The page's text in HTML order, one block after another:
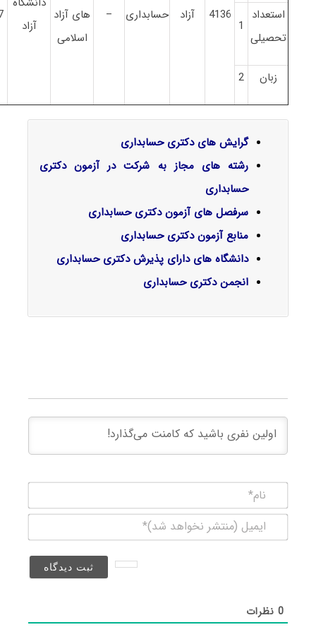
4136 آزاد حسابداری –
های آزاد
اسلامی
آزاد
استعداد
تحصیلی
1
زبان 2
گرایش‌ های دکتری حسابداری
رشته های مجاز به شرکت در آزمون دکتری
حسابداری
سرفصل‌ های آزمون دکتری حسابداری
منابع آزمون دکتری حسابداری
دانشگاه های دارای پذیرش دکتری حسابداری
انجمن دکتریحسابداری
(منتشر
0نظرات